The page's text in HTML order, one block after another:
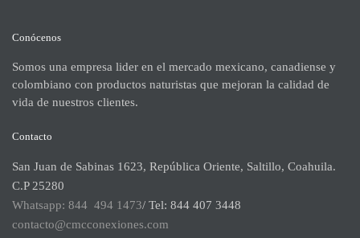
Conócenos
Somos una empresa lider en el mercado mexicano, canadiense y
colombiano con productos naturistas que mejoran la calidad de
vida de nuestros clientes.
Contacto
San Juan de Sabinas 1623, República Oriente, Saltillo, Coahuila.
C.P 25280
Whatsapp: 844 494 1473/ Tel: 844 407 3448
contacto@cmcconexiones.com